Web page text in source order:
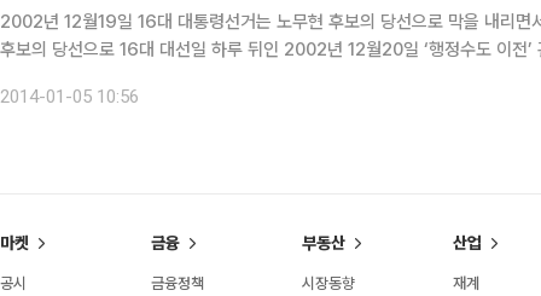
2002년 12월19일 16대 대통령선거는 노무현 후보의 당선으로 막을 내리면
후보의 당선으로 16대 대선일 하루 뒤인 2002년 12월20일 ‘행정수도 이전’ 관련주가 급등했다. 충청지역 건설회사인 계룡건설, 대아건설
2014-01-05 10:56
마켓
공시
금융
금융정책
부동산
시장동향
산업
재계